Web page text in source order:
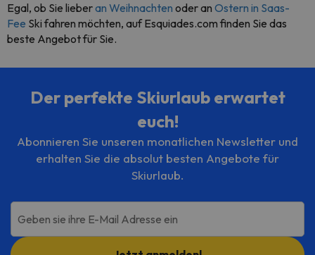
Egal, ob Sie lieberan Weihnachten oder an Ostern in Saas-
Fee Ski fahren möchten, auf Esquiades.com finden Sie das
beste Angebot für Sie.
Der perfekte Skiurlaub erwartet
euch!
Abonnieren Sie unseren monatlichen Newsletter und
erhalten Sie die absolut besten Angebote für
Skiurlaub.
Geben sie ihre E-Mail Adresse ein